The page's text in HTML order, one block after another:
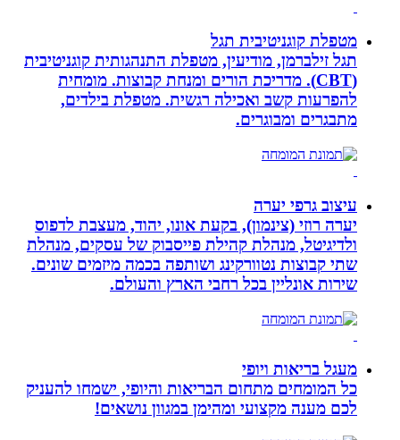
מטפלת קוגניטיבית תגל
תגל זילברמן, מודיעין, מטפלת התנהגותית קוגניטיבית
(CBT). מדריכת הורים ומנחת קבוצות. מומחית
להפרעות קשב ואכילה רגשית. מטפלת בילדים,
מתבגרים ומבוגרים.
עיצוב גרפי יערה
יערה רוזי (צינמון), בקעת אונו, יהוד, מעצבת לדפוס
ולדיגיטל, מנהלת קהילת פייסבוק של עסקים, מנהלת
שתי קבוצות נטוורקינג ושותפה בכמה מיזמים שונים.
שירות אונליין בכל רחבי הארץ והעולם.
מעגל בריאות ויופי
כל המומחים מתחום הבריאות והיופי, ישמחו להעניק
לכם מענה מקצועי ומהימן במגוון נושאים!